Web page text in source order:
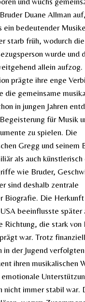
Duane Allman
ein bedeutender
starb früh, wodurch
wurde und
allein aufzog.
prägte ihre enge
die gemeinsame
in jungen Jahren
für Musik
zu spielen. Die
Gregg und seinem
als auch künstlerisch
wie Bruder,
sind deshalb zentrale
Biografie. Die Herkunft
beeinflusste später
Richtung, die stark von
war. Trotz
in der Jugend
ihren musikalischen
nicht immer stabil war.